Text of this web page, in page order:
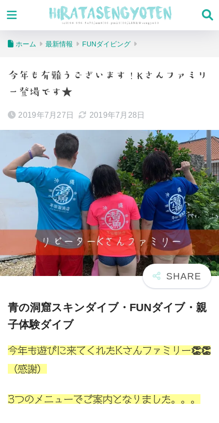
ホーム 最新情報 FUNダイビング
今年も有難うございます！Kさんファミリ
ー登場です★
2019年7月27日 2019年7月28日
青の洞窟スキンダイブ・FUNダイブ・親
子体験ダイブ
今年も遊びに来てくれたKさんファミリー👏👏
（感謝）
3つのメニューでご案内となりました。。。